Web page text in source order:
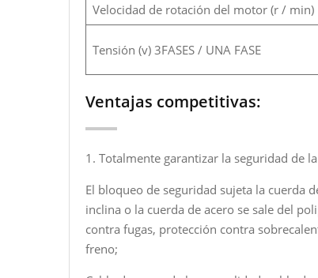
Velocidad de rotación del motor (r / min)
Tensión (v) 3FASES / UNA FASE
Ventajas competitivas:
1. Totalmente garantizar la seguridad de
El bloqueo de seguridad sujeta la cuerda
inclina o la cuerda de acero se sale del
contra fugas, protección contra
freno;